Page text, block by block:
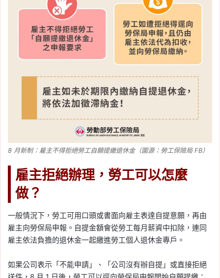
8 月新制：雇主不得拒絕勞工自願提繳退休金（圖源：勞工保險局 FB）
雇主拒絕辦理，勞工可以怎麼
做？
一般情況下，勞工可用口頭或書面向雇主表達自提意願，再由
雇主向勞保局申報。自提金額會從勞工每月薪資中扣除，連同
雇主依法負擔的退休金一起繳進勞工個人退休金專戶。
如果公司表示「不能申請」、「公司沒有辦自提」或直接拒絕